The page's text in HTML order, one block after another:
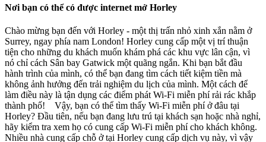
Nơi bạn có thể có được internet mở Horley
Chào mừng bạn đến với Horley - một thị trấn nhỏ xinh xắn nằm ở
Surrey, ngay phía nam London! Horley cung cấp một vị trí thuận
tiện cho những du khách muốn khám phá các khu vực lân cận, vì
nó chỉ cách Sân bay Gatwick một quãng ngắn. Khi bạn bắt đầu
hành trình của mình, có thể bạn đang tìm cách tiết kiệm tiền mà
không ảnh hưởng đến trải nghiệm du lịch của mình. Một cách để
làm điều này là tận dụng các điểm phát Wi-Fi miễn phí rải rác khắp
thành phố! Vậy, bạn có thể tìm thấy Wi-Fi miễn phí ở đâu tại
Horley? Đầu tiên, nếu bạn đang lưu trú tại khách sạn hoặc nhà nghỉ,
hãy kiểm tra xem họ có cung cấp Wi-Fi miễn phí cho khách không.
Nhiều nhà cung cấp chỗ ở tại Horley cung cấp dịch vụ này, vì vậy